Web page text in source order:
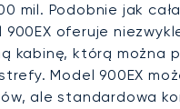
mil. Podobnie jak
900EX oferuje
kabinę, którą można
Model 900EX
ale standardowa